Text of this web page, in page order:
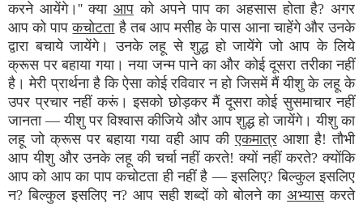
करने आयेंगे।'' क्या आपको अपने पाप का अहसास होता है? अगर
आप को पापकचोटताहै तब आप मसीह के पास आना चाहेंगे और उनके
द्वारा बचाये जायेंगे। उनके लहू से शुद्ध हो जायेंगे जो आप के लिये
क्रूस पर बहाया गया। नया जन्म पाने का और कोई दूसरा तरीका नहीं
है। मेरी प्रार्थना है कि ऐसा कोई रविवार न हो जिसमें मैं यीशु के लहू के
उपर प्रचार नहीं करूं। इसको छोड़कर मैं दूसरा कोई सुसमाचार नहीं
जानता — यीशु पर विश्वास कीजिये और आप शुद्ध हो जायेंगे। यीशु का
लहू जो क्रूस पर बहाया गया वही आप कीएकमात्रआशा है! तौभी
आप यीशु और उनके लहू की चर्चा नहीं करते! क्यों नहीं करते? क्योंकि
आप को आप का पाप कचोटता ही नहीं है — इसलिए? बिल्कुल इसलिए
न? बिल्कुल इसलिए न? आप सही शब्दों को बोलने काअभ्यासकरते